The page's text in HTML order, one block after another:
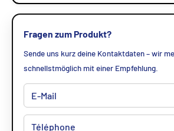
Fragen zum Produkt?
Sende uns kurz deine Kontaktdaten – wir
schnellstmöglich mit einer Empfehlung.